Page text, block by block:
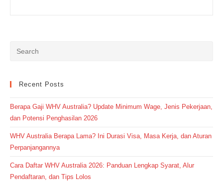
Recent Posts
Berapa Gaji WHV Australia? Update Minimum Wage, Jenis Pekerjaan,
dan Potensi Penghasilan 2026
WHV Australia Berapa Lama? Ini Durasi Visa, Masa Kerja, dan Aturan
Perpanjangannya
Cara Daftar WHV Australia 2026: Panduan Lengkap Syarat, Alur
Pendaftaran, dan Tips Lolos